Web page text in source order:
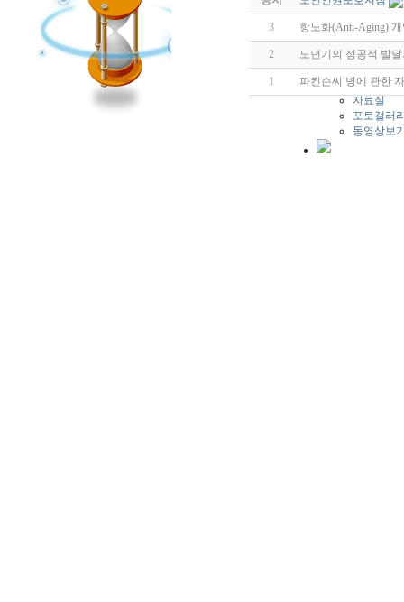
새소식
공지사항
자유게시
자주묻는
묻고답하
자료실
포토갤러
동영상보
3 항노화(Anti-Aging)
2 노년기의 성공적 발
1 파킨슨씨 병에 관한